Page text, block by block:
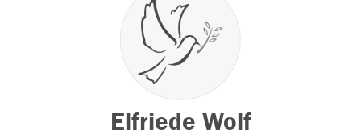
Elfriede Wolf